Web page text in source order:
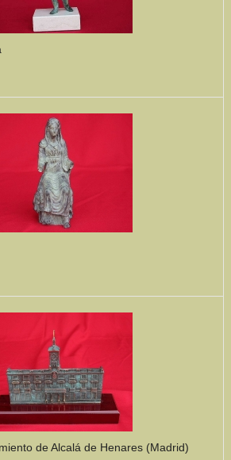
de Alcalá de Henares (Madrid)